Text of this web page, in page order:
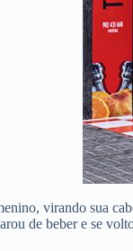
virando sua
de beber e se